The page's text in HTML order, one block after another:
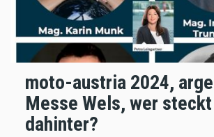
moto-austria 2024,
Messe Wels, wer steckt
dahinter?